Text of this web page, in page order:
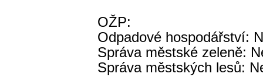
OŽP:
Odpadové hospodářství:
Správa městské zeleně:
Správa městských lesů: